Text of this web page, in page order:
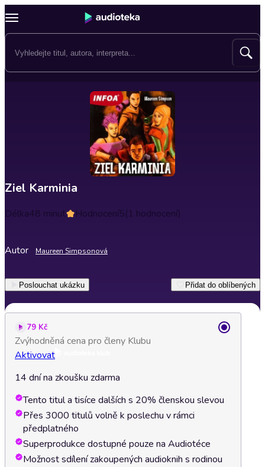
Ziel Karminia
Délka48 minut Hodnocení5(1 hodnocení)
Autor Maureen Simpsonová
Poslouchat ukázku Přidat do oblíbených
79 Kč
Zvýhodněná cena pro členy Klubu
Aktivovat
14 dní na zkoušku zdarma
Tento titul a tisíce dalších s 20% členskou slevou
Přes 3000 titulů volně k poslechu v rámci
předplatného
Superprodukce dostupné pouze na Audiotéce
Možnost sdílení zakoupených audioknih s rodinou